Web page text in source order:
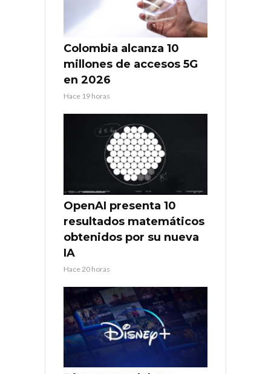
Colombia alcanza 10
millones de accesos 5G
en 2026
Hace 19 horas
OpenAI presenta 10
resultados matemáticos
obtenidos por su nueva
IA
Hace 20 horas